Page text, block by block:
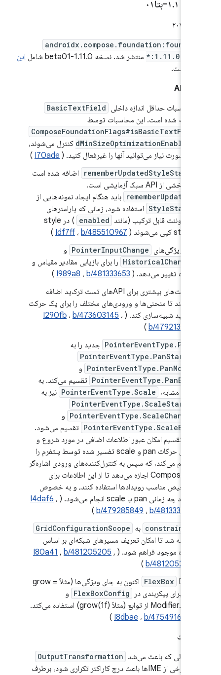
*:1.11.0-منتشر شد. نسخه 1.11.0-beta01 شامل
این
محاسبات حداقل اندازه داخلی BasicTextField
بهینه شده است. این محاسبات توسط
ComposeFoundationFlags#isBasicTextFiel
dMinSizeOptimizationEnabledکنترل می‌شوند،
در صورت نیاز می‌توانید آنها را غیرفعال کنید. ( I70ade
)
rememberUpdatedStyleState اضافه شده است
rememberUpdated باید هنگام ایجاد نمونه‌هایی از
StyleState استفاده شود، زمانی که پارامترهای
کامپوننت قابل ترکیب (مانند enabled
) در style
Idf7ff،b/485510967
)
نام ویژگی‌های PointerInputChange و
HistoricalChange را برای بازیابی مقادیر مقیاس و
اندازه تغییر می‌دهد. (
I989a8،b/481333653
)
قابلیت‌های بیشتری برای APIهای تست ترک‌پد اضافه
می‌کند تا منحنی‌ها و ورودی‌های مختلف را برای یک حرکت
ترک‌پد شبیه‌سازی کند. (
I290fb،b/473603145 ،
b/479213358
)
PointerEventType.Pan جدید را به
PointerEventType.PanStart
PointerEventType.PanMove و
PointerEventType.PanEnd تقسیم می‌کند. به
PointerEventType.Scale نیز به
PointerEventType.ScaleStart
PointerEventType.ScaleChange و
PointerEventType.ScaleEnd تقسیم می‌شود.
این تقسیم امکان عبور اطلاعات اضافی در مورد شروع و
پایان حرکات pan و scale تفسیر شده توسط پلتفرم را
فراهم می‌کند، که سپس به کنترل‌کننده‌های ورودی اشاره‌گر
در Compose اجازه می‌دهد تا از این اطلاعات برای
تشخیص مناسب رویدادها استفاده کنند، و به خصوص
بدانند چه زمانی pan یا scale انجام می‌شود. (
I4daf6،
b/479285849،b/481333653
)
constraints به GridConfigurationScope
اضافه شد تا امکان تعریف مسیرهای شبکه‌ای بر اساس
اندازه موجود فراهم شود. (
I80a41,b/481205205​​,
b/481205205
​​)
FlexBox
DSL اکنون به جای ویژگی‌ها (مثلاً grow =
FlexBoxConfig و
Modifier.flex از توابع (مثلاً grow(1f)) استفاده می‌کند.
I8dbae،b/475491619
)
اشکالی که باعث می‌شد OutputTransformation
در برخی از IMEها باعث درج کاراکتر تکراری شود، برطرف